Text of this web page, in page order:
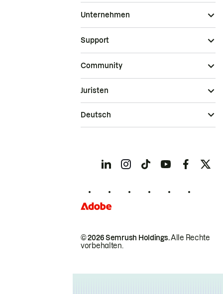
Unternehmen
Support
Community
© 2026 Semrush Holdings.Alle Rechte
vorbehalten.
Juristen
Deutsch